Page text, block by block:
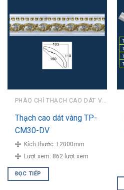
Thạch cao dát vàng TP-
CM30-DV
Kích thước: L2000mm
Lượt xem: 862 lượt xem
ĐỌC TIẾP